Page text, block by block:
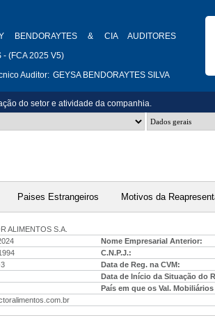
BENDORAYTES & CIA AUDITORES
- (FCA 2025 V5)
Auditor: GEYSA BENDORAYTES SILVA
do setor e atividade da companhia.